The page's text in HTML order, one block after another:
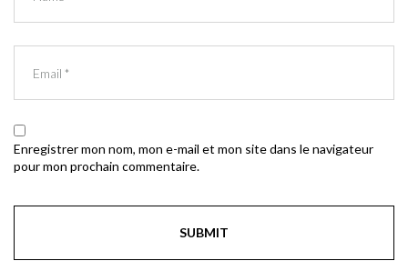
Enregistrer mon nom, mon e-mail et mon site dans le navigateur
pour mon prochain commentaire.